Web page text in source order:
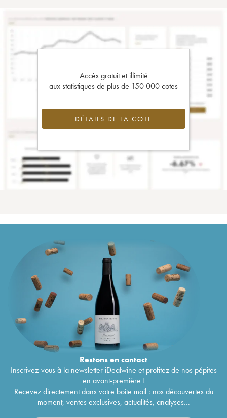
Accès gratuit et illimité
aux statistiques de plus de 150 000 cotes
DÉTAILS DE LA COTE
Restons encontact
Inscrivez-vous à la newsletter iDealwine et profitez de nos pépites
en avant-première !
Recevez directement dans votre boîte mail : nos découvertes du
moment, ventes exclusives, actualités, analyses...